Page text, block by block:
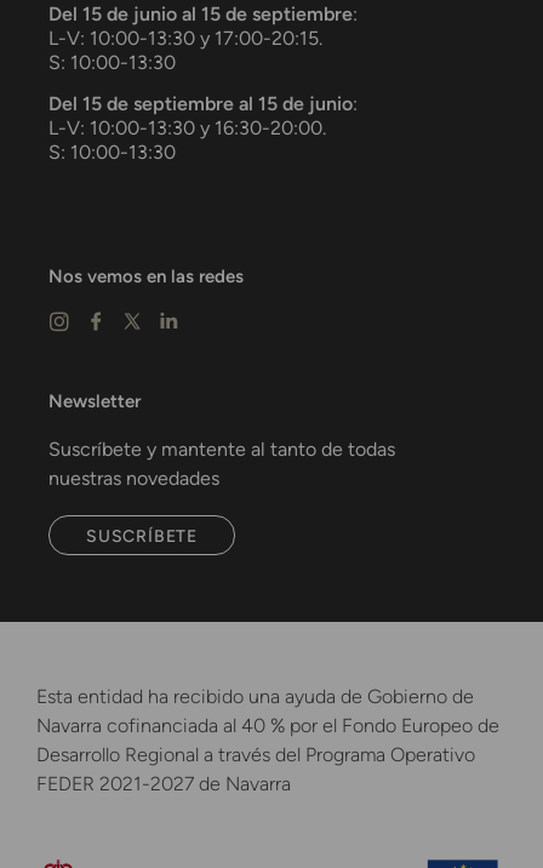
Del 15 de junio al 15 de septiembre:
L-V: 10:00-13:30 y 17:00-20:15.
S: 10:00-13:30
Del 15 de septiembre al 15 de junio:
L-V: 10:00-13:30 y 16:30-20:00.
S: 10:00-13:30
Nos vemos en las redes
Newsletter
Suscríbete y mantente al tanto de todas
nuestras novedades
SUSCRÍBETE
Esta entidad ha recibido una ayuda de Gobierno de
Navarra cofinanciada al 40 % por el Fondo Europeo de
Desarrollo Regional a través del Programa Operativo
FEDER 2021-2027 de Navarra